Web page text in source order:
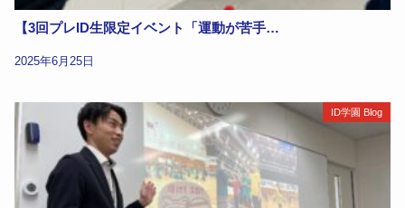
【3回プレID生限定イベント「運動が苦手…
2025年6月25日
ID学園 Blog